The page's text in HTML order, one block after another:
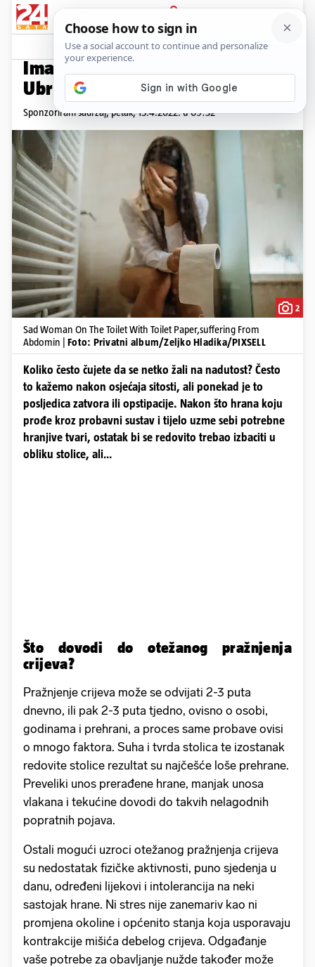
PRIJAVA
Promo sadržaj
Imate neredovitu stolicu?
Ubrzajte svoju probavu!
Sponzorirani sadržaj,petak, 15.4.2022. u 09:32
2
Sad Woman On The Toilet With Toilet Paper,suffering From
Abdomin | Foto: Privatni album/Zeljko Hladika/PIXSELL
Koliko često čujete da se netko žali na nadutost? Često
to kažemo nakon osjećaja sitosti, ali ponekad je to
posljedica zatvora ili opstipacije. Nakon što hrana koju
prođe kroz probavni sustav i tijelo uzme sebi potrebne
hranjive tvari, ostatak bi se redovito trebao izbaciti u
obliku stolice, ali…
Što dovodi do otežanog pražnjenja
crijeva?
Pražnjenje crijeva može se odvijati 2-3 puta
dnevno, ili pak 2-3 puta tjedno, ovisno o osobi,
godinama i prehrani, a proces same probave ovisi
o mnogo faktora. Suha i tvrda stolica te izostanak
redovite stolice rezultat su najčešće loše prehrane.
Preveliki unos prerađene hrane, manjak unosa
vlakana i tekućine dovodi do takvih nelagodnih
popratnih pojava.
Ostali mogući uzroci otežanog pražnjenja crijeva
su nedostatak fizičke aktivnosti, puno sjedenja u
danu, određeni lijekovi i intolerancija na neki
sastojak hrane. Ni stres nije zanemariv kao ni
promjena okoline i općenito stanja koja usporavaju
kontrakcije mišića debelog crijeva. Odgađanje
vaše potrebe za obavljanje nužde također može